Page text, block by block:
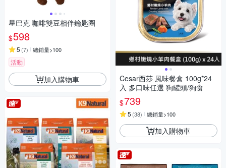
星巴克 咖啡雙豆相伴鑰匙圈
$598
5 (7) 總銷量>100
活動
加入購物車
Cesar西莎 風味餐盒 100g*24
入 多口味任選 狗罐頭/狗食
$739
5 (38) 總銷量>100
加入購物車